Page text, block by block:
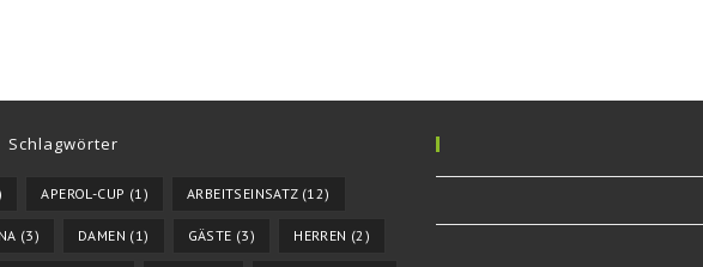
Schlagwörter
APEROL-CUP (1) ARBEITSEINSATZ(12)
(3) DAMEN (1) GÄSTE (3) HERREN (2)